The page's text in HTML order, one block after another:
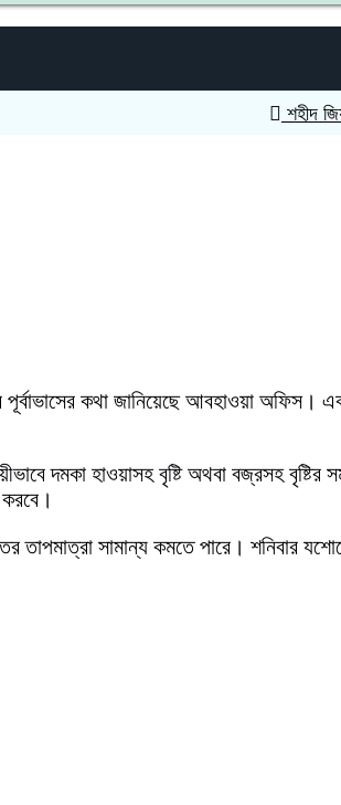
শহীদ জিয়া স্মৃতি
কথা জানিয়েছে আবহাওয়া অফিস।
দমকা হাওয়াসহ বৃষ্টি অথবা বজ্রসহ
সামান্য কমতে পারে। শনিবার